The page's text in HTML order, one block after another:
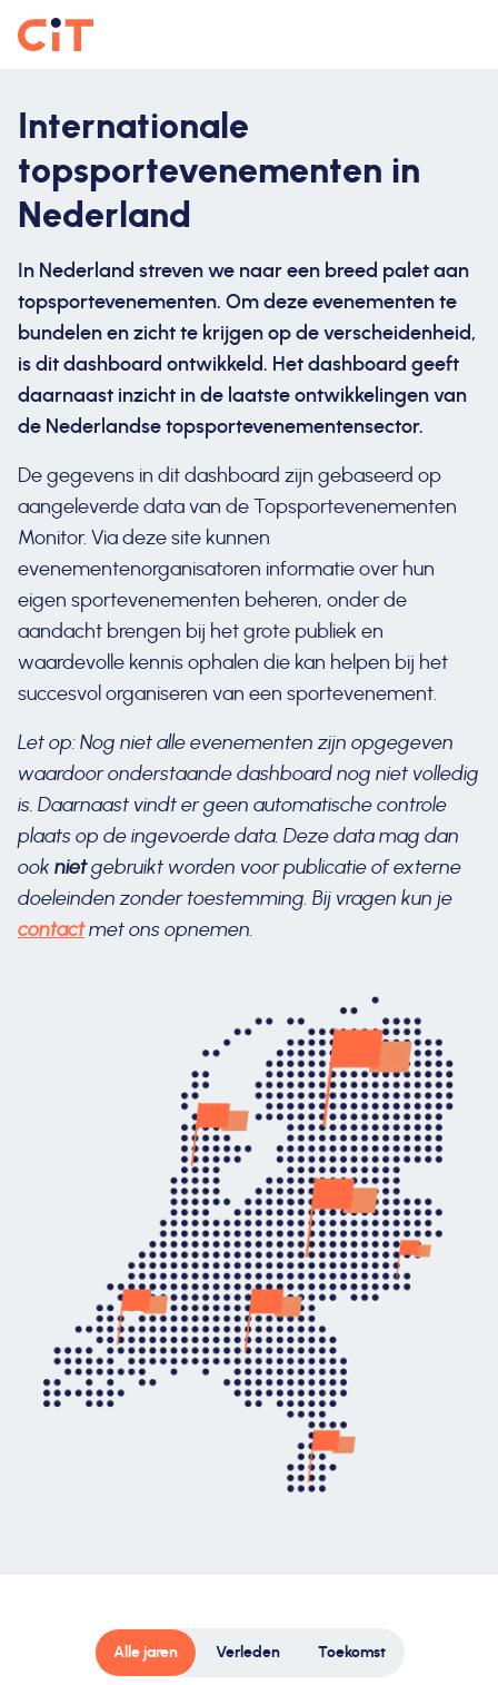
Internationale
topsportevenementen in
Nederland
In Nederland streven we naar een breed palet aan
topsportevenementen. Om deze evenementen te
bundelen en zicht te krijgen op de verscheidenheid,
is dit dashboard ontwikkeld. Het dashboard geeft
daarnaast inzicht in de laatste ontwikkelingen van
de Nederlandse topsportevenementensector.
De gegevens in dit dashboard zijn gebaseerd op
aangeleverde data van de Topsportevenementen
Monitor. Via deze site kunnen
evenementenorganisatoren informatie over hun
eigen sportevenementen beheren, onder de
aandacht brengen bij het grote publiek en
waardevolle kennis ophalen die kan helpen bij het
succesvol organiseren van een sportevenement.
Let op: Nog niet alle evenementen zijn opgegeven
waardoor onderstaande dashboard nog niet volledig
is. Daarnaast vindt er geen automatische controle
plaats op de ingevoerde data. Deze data mag dan
ook nietgebruikt worden voor publicatie of externe
doeleinden zonder toestemming. Bij vragen kun je
contactmet ons opnemen.
Alle jaren Verleden Toekomst